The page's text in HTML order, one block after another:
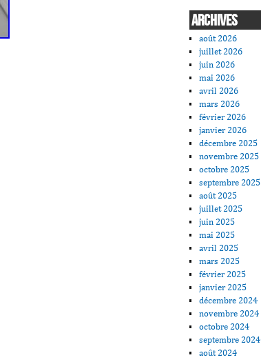
ARCHIVES
août 2026
juillet 2026
juin 2026
mai 2026
avril 2026
mars 2026
février 2026
janvier 2026
décembre 2025
novembre 2025
octobre 2025
septembre 2025
août 2025
juillet 2025
juin 2025
mai 2025
avril 2025
mars 2025
février 2025
janvier 2025
décembre 2024
novembre 2024
octobre 2024
septembre 2024
août 2024